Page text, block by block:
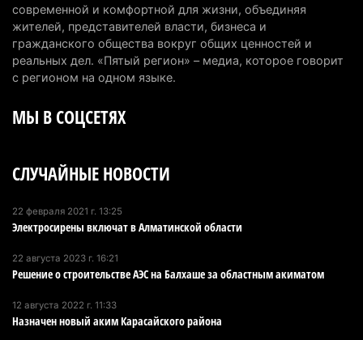
Пожар в Аксайском ущелье под Алматы
полностью ликвидирован спустя три дня
6 августа 2026 г. 08:51 236
в Алматинской области
Казахстан стал лидером Центральной Азии в
5 августа 2026 г. 13:55
топлива для самолетов: пилотный проект
запустят в Алатау
5 августа 2026 г. 12:32
современной и комфортной для жизни, объединяя
жителей, представителей власти, бизнеса и
гражданского общества вокруг общих ценностей и
реальных дел. «Пятый регион» – медиа, которое говорит
с регионом на одном языке.
МЫ В СОЦСЕТЯХ
СЛУЧАЙНЫЕ НОВОСТИ
22 февраля 2021 г. 13:25
Электросирены включат в Алматинской области
22 августа 2023 г. 16:21
Решение о строительстве АЭС на Балхаше за областным акиматом
12 августа 2022 г. 11:33
Назначен новый аким Карасайского района